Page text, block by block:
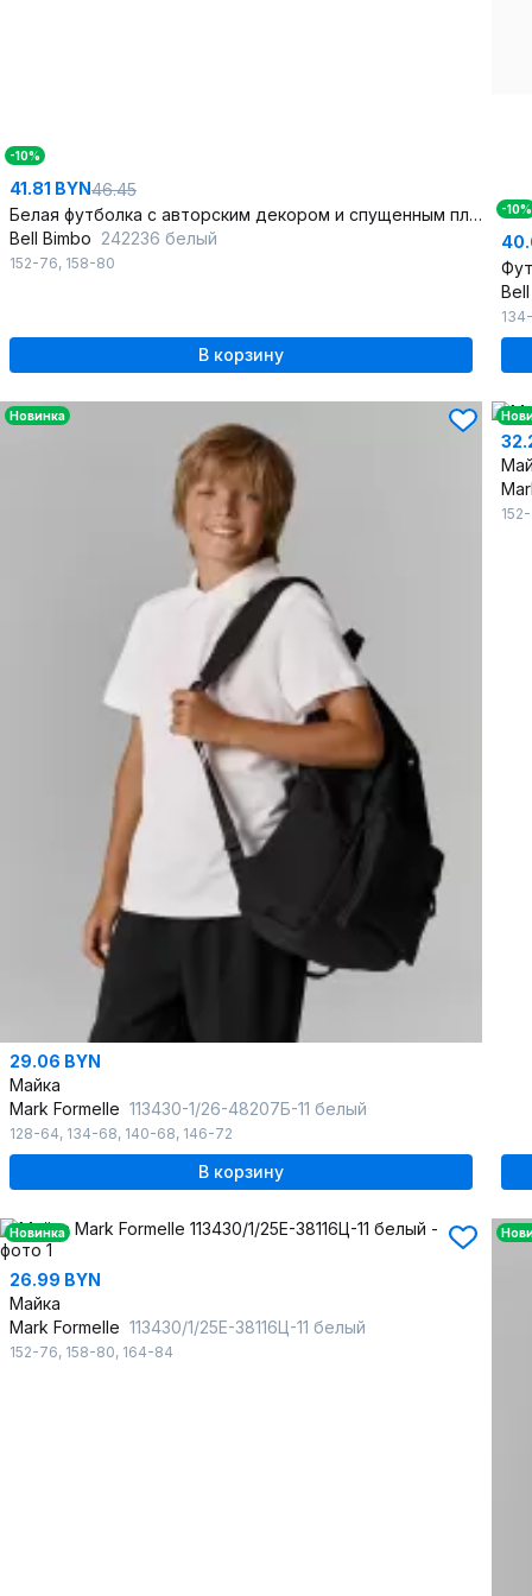
-10%
41.81 BYN46.45
Белая футболка с авторским декором и спущенным плечом
Bell Bimbo 242236 белый
152-76, 158-80
В корзину
-10%
Новинка
29.06 BYN
Майка
Mark Formelle 113430-1/26-48207Б-11 белый
128-64, 134-68, 140-68, 146-72
В корзину
Новинка
26.99 BYN
Майка
Mark Formelle 113430/1/25Е-38116Ц-11 белый
152-76, 158-80, 164-84